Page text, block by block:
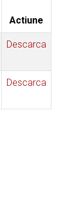
Actiune
Descarca
Descarca